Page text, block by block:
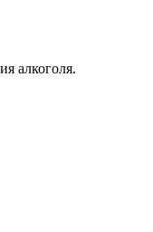
алкоголя.